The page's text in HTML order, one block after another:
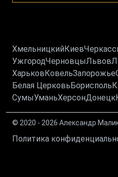
ХмельницкийКиев
УжгородЧерновцыЛьвов
Харьков КовельЗапорожье
Белая Церковь Борисполь
СумыУманьХерсонДонецк
© 2020 - 2026 Александр
Политика